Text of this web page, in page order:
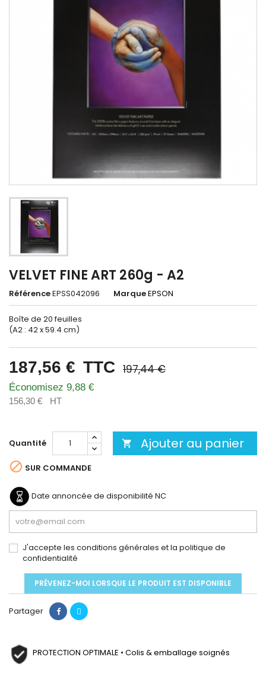
VELVET FINE ART 260g - A2
RéférenceEPSS042096 MarqueEPSON
Boîte de 20 feuilles
(A2 : 42 x 59.4 cm)
187,56 € TTC 197,44 €
Économisez 9,88 €
156,30 € HT
Quantité  Ajouter au panier
 SUR COMMANDE
Date annoncée de disponibilité NC
J'accepte les conditions générales et la politique de
confidentialité
PRÉVENEZ-MOI LORSQUE LE PRODUIT EST DISPONIBLE
Partager
PROTECTION OPTIMALE • Colis & emballage soignés